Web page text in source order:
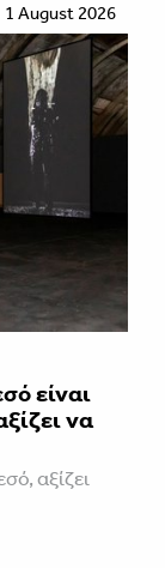
1 August 2026
είναι
να
αξίζει